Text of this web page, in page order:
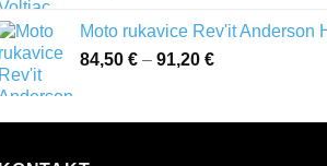
Moto rukavice Rev'it Anderson
84,50 € – 91,20 €
84,50 €